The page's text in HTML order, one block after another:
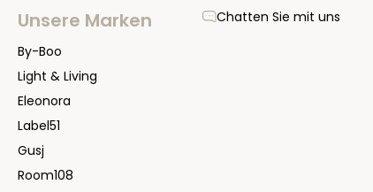
Unsere Marken
By-Boo
Light & Living
Eleonora
Label51
Gusj
Room108
Chatten Sie mit uns